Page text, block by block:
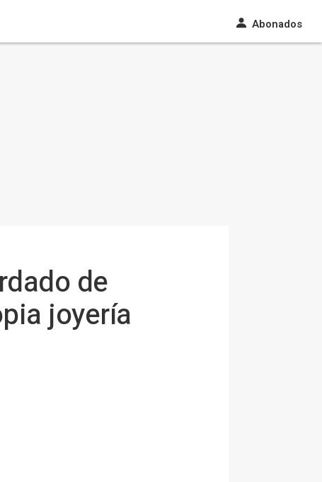
Abonados
de
joyería